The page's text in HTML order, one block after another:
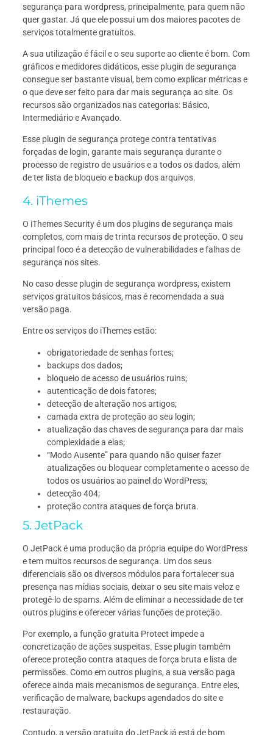
segurança para wordpress, principalmente, para quem não
quer gastar. Já que ele possui um dos maiores pacotes de
serviços totalmente gratuitos.
A sua utilização é fácil e o seu suporte ao cliente é bom. Com
gráficos e medidores didáticos, esse plugin de segurança
consegue ser bastante visual, bem como explicar métricas e
o que deve ser feito para dar mais segurança ao site. Os
recursos são organizados nas categorias: Básico,
Intermediário e Avançado.
Esse plugin de segurança protege contra tentativas
forçadas de login, garante mais segurança durante o
processo de registro de usuários e a todos os dados, além
de ter lista de bloqueio e backup dos arquivos.
4. iThemes
O iThemes Security é um dos plugins de segurança mais
completos, com mais de trinta recursos de proteção. O seu
principal foco é a detecção de vulnerabilidades e falhas de
segurança nos sites.
No caso desse plugin de segurança wordpress, existem
serviços gratuitos básicos, mas é recomendada a sua
versão paga.
Entre os serviços do iThemes estão:
obrigatoriedade de senhas fortes;
backups dos dados;
bloqueio de acesso de usuários ruins;
autenticação de dois fatores;
detecção de alteração nos artigos;
camada extra de proteção ao seu login;
atualização das chaves de segurança para dar mais
complexidade a elas;
“Modo Ausente” para quando não quiser fazer
atualizações ou bloquear completamente o acesso de
todos os usuários ao painel do WordPress;
detecção 404;
proteção contra ataques de força bruta.
5. JetPack
O JetPack é uma produção da própria equipe do WordPress
e tem muitos recursos de segurança. Um dos seus
diferenciais são os diversos módulos para fortalecer sua
presença nas mídias sociais, deixar o seu site mais veloz e
protegê-lo de spams. Além de eliminar a necessidade de ter
outros plugins e oferecer várias funções de proteção.
Por exemplo, a função gratuita Protect impede a
concretização de ações suspeitas. Esse plugin também
oferece proteção contra ataques de força bruta e lista de
permissões. Como em outros plugins, a sua versão paga
oferece ainda mais mecanismos de segurança. Entre eles,
verificação de malware, backups agendados do site e
restauração.
Contudo, a versão gratuita do JetPack já está de bom